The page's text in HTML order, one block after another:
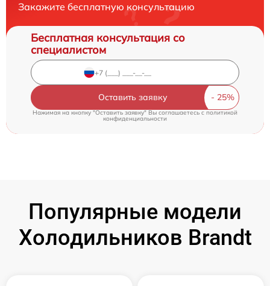
Закажите бесплатную консультацию
Бесплатная консультация со
специалистом
Оставить заявку
Нажимая на кнопку "Оставить заявку" Вы соглашаетесь cполитикой
конфиденциальности
Популярные модели
Холодильников Brandt